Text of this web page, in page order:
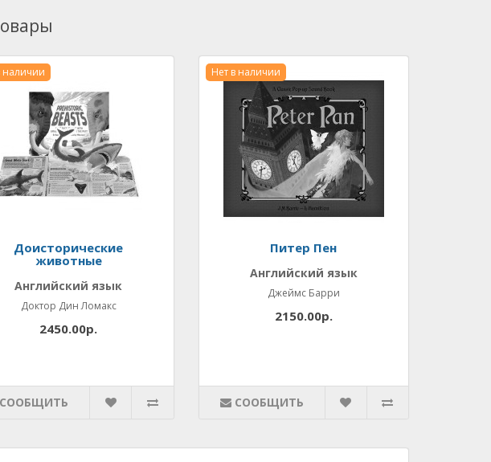
наличии
Доисторические
животные
Английский язык
Доктор Дин Ломакс
2450.00р.
СООБЩИТЬ
Нет в наличии
Питер Пен
Английский язык
Джеймс Барри
2150.00р.
СООБЩИТЬ